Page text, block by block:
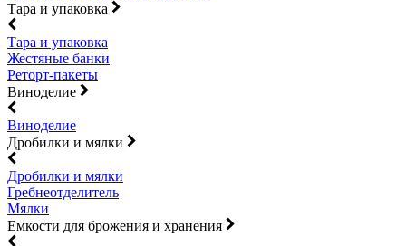
Тара и упаковка
Тара и упаковка
Жестяные банки
Реторт-пакеты
Виноделие
Виноделие
Дробилки и мялки
Дробилки и мялки
Гребнеотделитель
Мялки
Емкости для брожения и хранения